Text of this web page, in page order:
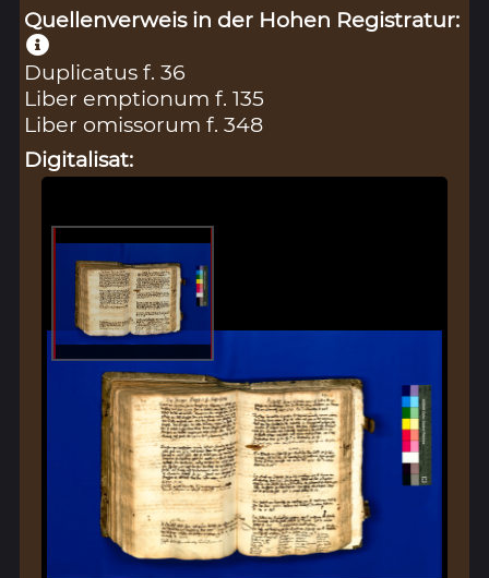
Quellenverweis in der Hohen Registratur:
Duplicatus f. 36
Liber emptionum f. 135
Liber omissorum f. 348
Digitalisat: